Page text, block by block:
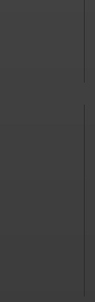
Ihrer
die